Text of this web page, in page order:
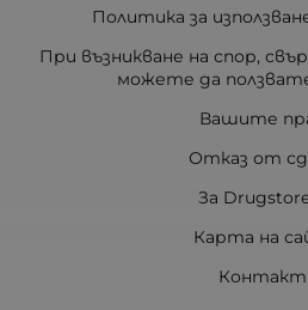
Политика за
При възникване на спор,
можете да
Вашите
Отказ от
За
Карта на